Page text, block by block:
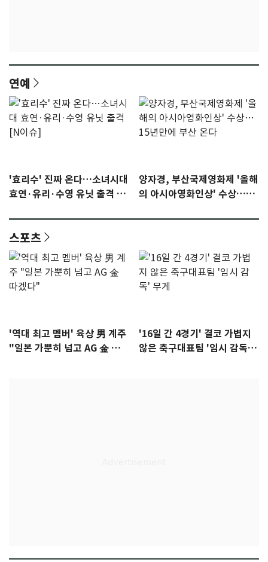
연예
'효리수' 진짜 온다…소녀시대
효연·유리·수영 유닛 출격 [N
양자경, 부산국제영화제 '올해
의 아시아영화인상' 수상…15
스포츠
'역대 최고 멤버' 육상 男 계주
"일본 가뿐히 넘고 AG 金 따겠
'16일 간 4경기' 결코 가볍지
않은 축구대표팀 '임시 감독'